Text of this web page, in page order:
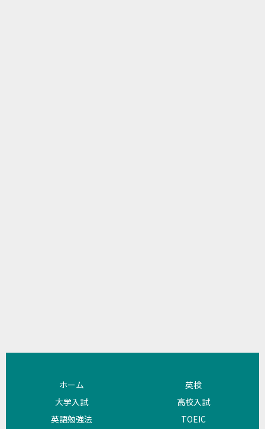
ホーム
英検
大学入試
高校入試
英語勉強法
TOEIC